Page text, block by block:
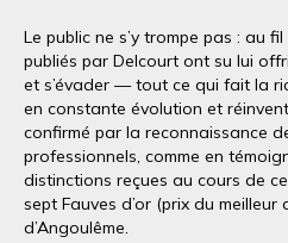
Le public ne s’y trompe pas : au
publiés par Delcourt ont su lui
et s’évader — tout ce qui fait la
en constante évolution et
confirmé par la reconnaissance
professionnels, comme en
distinctions reçues au cours de
sept Fauves d’or (prix du meilleur
d’Angoulême.